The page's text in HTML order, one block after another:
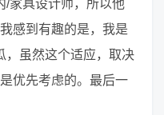
/家具设计师，所以他
感到有趣的是，我是
，虽然这个适应，取决
优先考虑的。最后一